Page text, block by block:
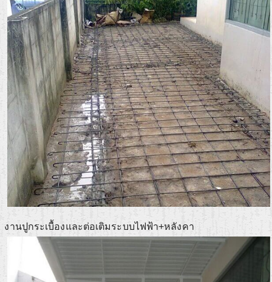
งานปูกระเบื้องและต่อเติมระบบไฟฟ้า+หลังคา